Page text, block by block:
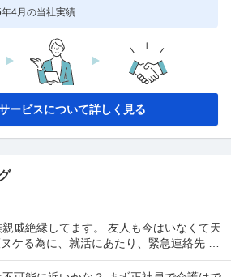
4月の当社実績
ービスについて詳しく見る
戚絶縁してます。 友人も今はいなくて天
ケる為に、就活にあたり、緊急連絡先 が
なってます。 現在賃...